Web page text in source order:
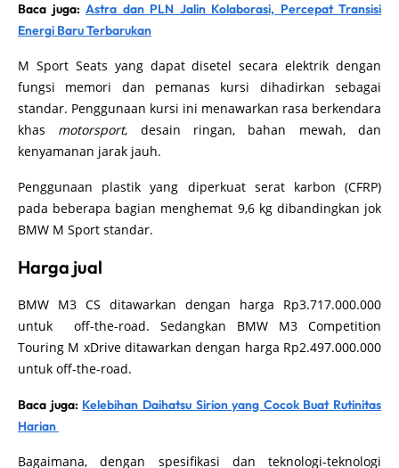
Baca juga: Astra dan PLN Jalin Kolaborasi, Percepat Transisi
Energi Baru Terbarukan
M Sport Seats yang dapat disetel secara elektrik dengan
fungsi memori dan pemanas kursi dihadirkan sebagai
standar. Penggunaan kursi ini menawarkan rasa berkendara
khas motorsport, desain ringan, bahan mewah, dan
kenyamanan jarak jauh.
Penggunaan plastik yang diperkuat serat karbon (CFRP)
pada beberapa bagian menghemat 9,6 kg dibandingkan jok
BMW M Sport standar.
Harga jual
BMW M3 CS ditawarkan dengan harga Rp3.717.000.000
untuk off-the-road. Sedangkan BMW M3 Competition
Touring M xDrive ditawarkan dengan harga Rp2.497.000.000
untuk off-the-road.
Baca juga: Kelebihan Daihatsu Sirion yang Cocok Buat Rutinitas
Harian
Bagaimana, dengan spesifikasi dan teknologi-teknologi